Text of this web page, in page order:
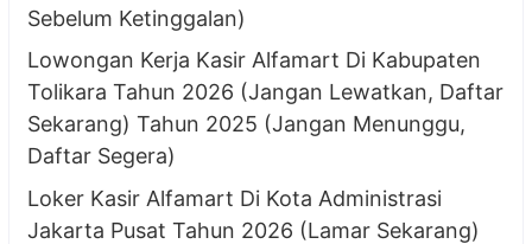
Sebelum Ketinggalan)
Lowongan Kerja Kasir Alfamart Di Kabupaten
Tolikara Tahun 2026 (Jangan Lewatkan, Daftar
Sekarang) Tahun 2025 (Jangan Menunggu,
Daftar Segera)
Loker Kasir Alfamart Di Kota Administrasi
Jakarta Pusat Tahun 2026 (Lamar Sekarang)